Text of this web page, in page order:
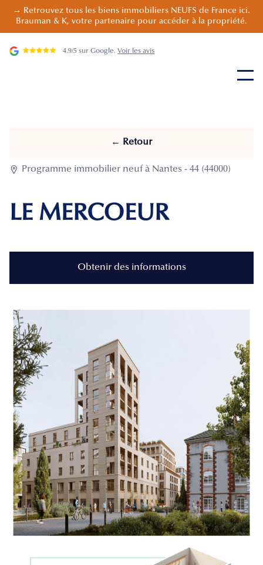
→ Retrouvez tous les biens immobiliers NEUFS de France ici.
Brauman & K, votre partenaire pour accéder à la propriété.
4.9/5 sur Google. Voir les avis
← Retour
 Programme immobilier neuf à Nantes - 44 (44000)
LE MERCOEUR
Obtenir des informations